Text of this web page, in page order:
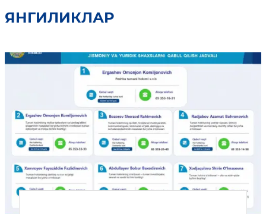
ЯНГИЛИКЛАР